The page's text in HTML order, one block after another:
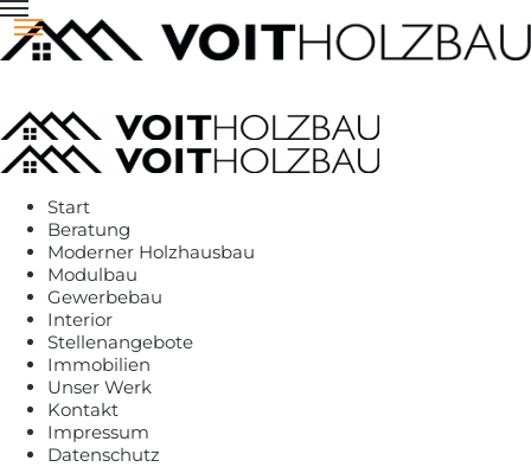
Start
Beratung
Moderner Holzhausbau
Modulbau
Gewerbebau
Interior
Stellenangebote
Immobilien
Unser Werk
Kontakt
Impressum
Datenschutz